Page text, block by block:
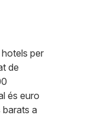
hotels per
de
és euro
a